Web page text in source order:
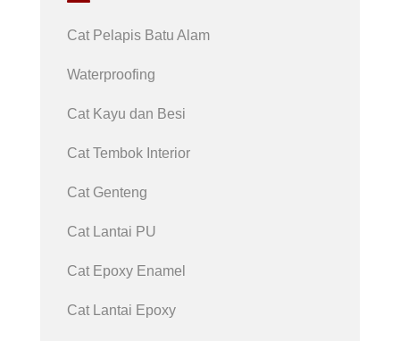
Cat Pelapis Batu Alam
Waterproofing
Cat Kayu dan Besi
Cat Tembok Interior
Cat Genteng
Cat Lantai PU
Cat Epoxy Enamel
Cat Lantai Epoxy